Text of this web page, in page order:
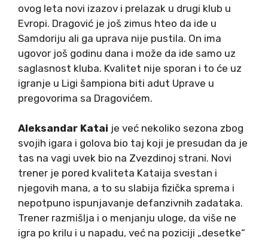
ovog leta novi izazov i prelazak u drugi klub u
Evropi. Dragović je još zimus hteo da ide u
Samdoriju ali ga uprava nije pustila. On ima
ugovor još godinu dana i može da ide samo uz
saglasnost kluba. Kvalitet nije sporan i to će uz
igranje u Ligi šampiona biti adut Uprave u
pregovorima sa Dragovićem.
Aleksandar Katai je već nekoliko sezona zbog
svojih igara i golova bio taj koji je presudan da je
tas na vagi uvek bio na Zvezdinoj strani. Novi
trener je pored kvaliteta Kataija svestan i
njegovih mana, a to su slabija fizička sprema i
nepotpuno ispunjavanje defanzivnih zadataka.
Trener razmišlja i o menjanju uloge, da više ne
igra po krilu i u napadu, već na poziciji „desetke“